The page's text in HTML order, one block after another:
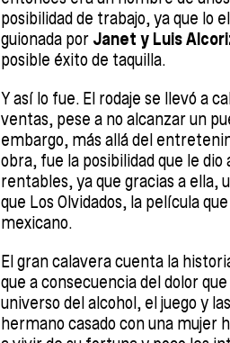
posibilidad de trabajo, ya que lo
guionada por Janet y Luis
posible éxito de taquilla.
Y así lo fue. El rodaje se llevó a
ventas, pese a no alcanzar un
embargo, más allá del
obra, fue la posibilidad que le
rentables, ya que gracias a ella,
que Los Olvidados, la película
mexicano.
El gran calavera cuenta la
que a consecuencia del dolor
universo del alcohol, el juego y
hermano casado con una mujer